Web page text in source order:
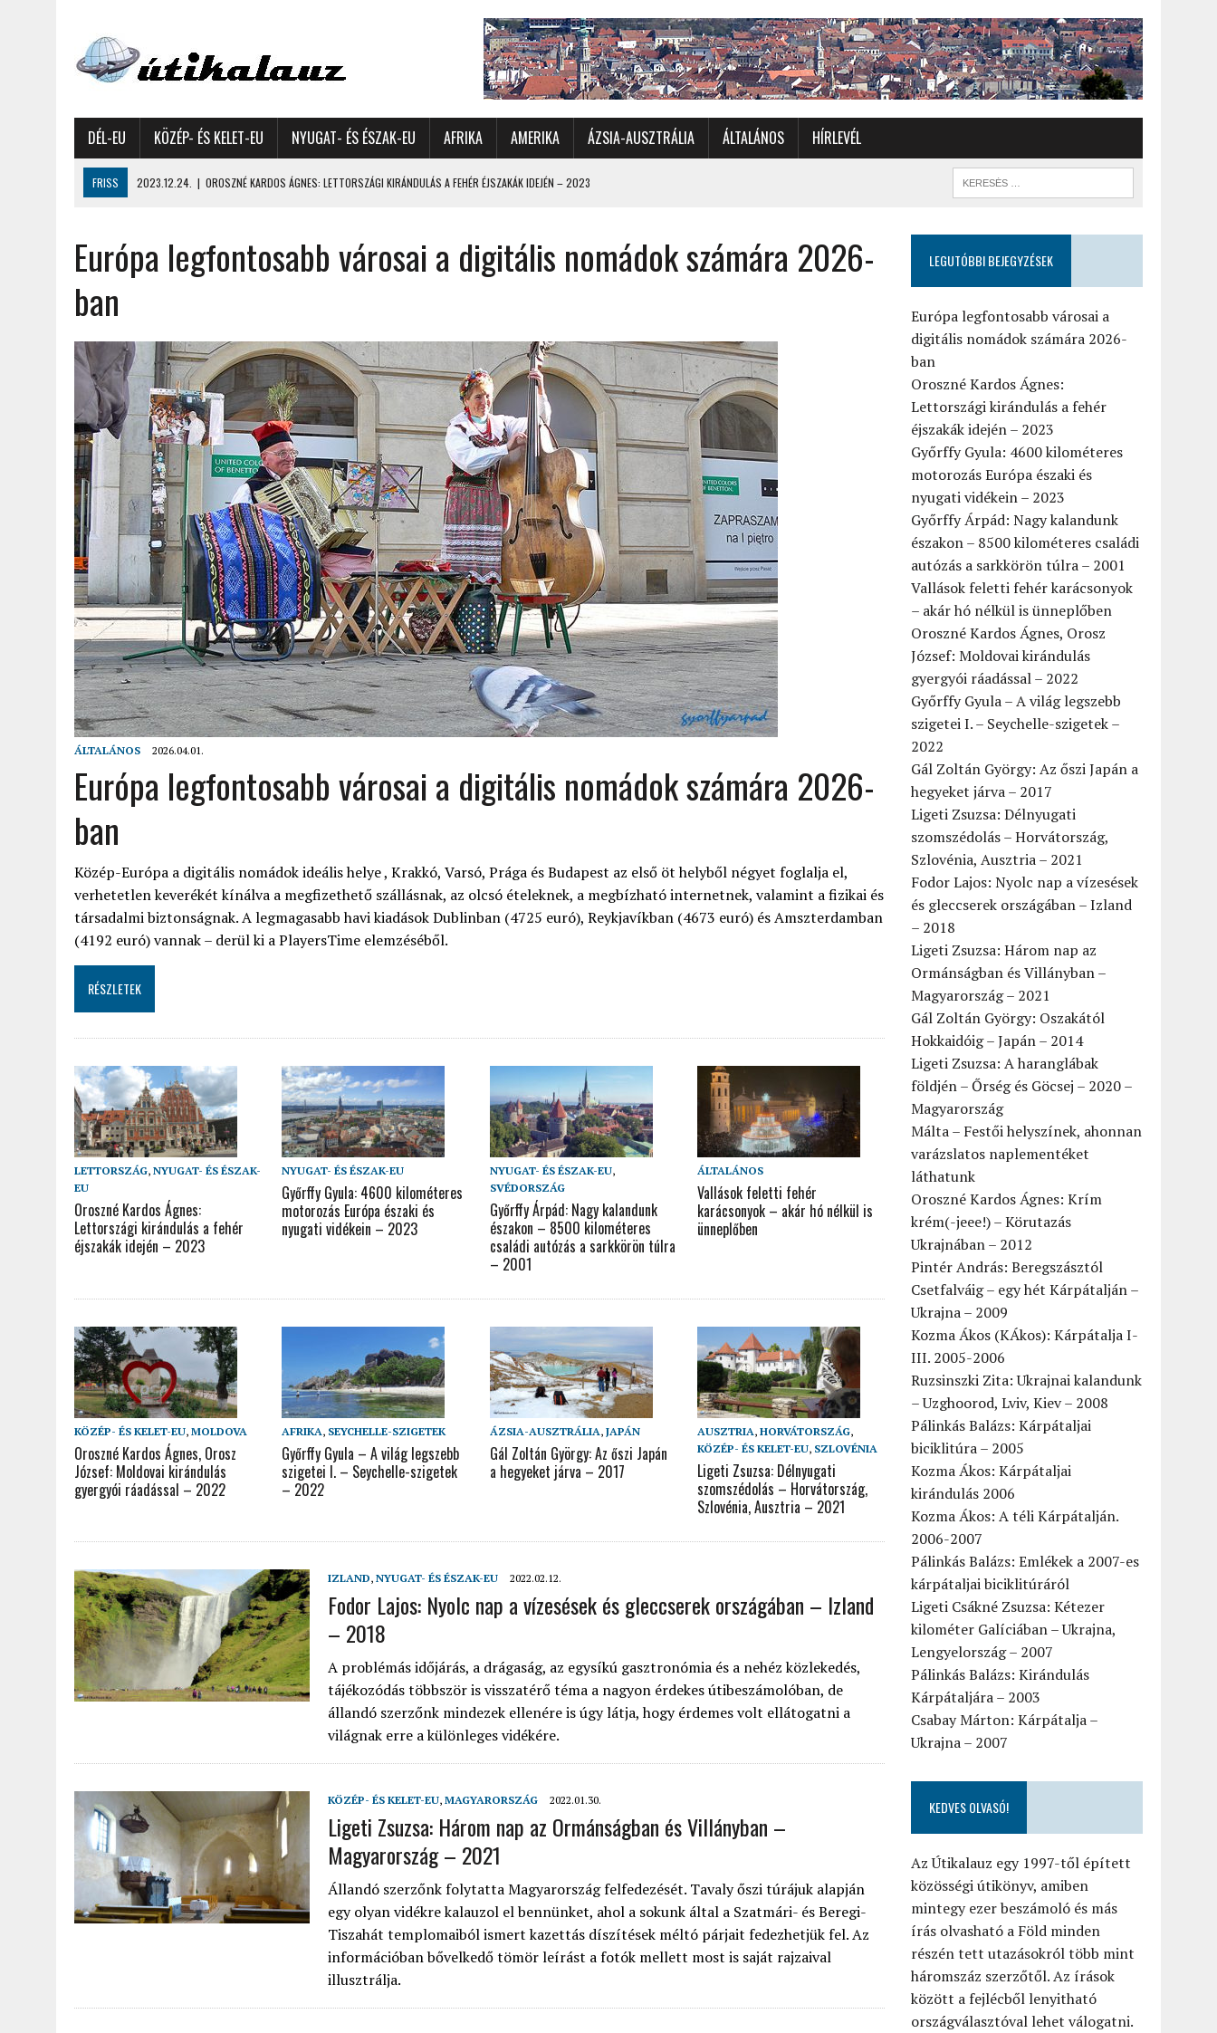
DÉL-EU KÖZÉP- ÉS KELET-EU NYUGAT- ÉS ÉSZAK-EU AFRIKA AMERIKA ÁZSIA-AUSZTRÁLIA ÁLTALÁNOS HÍRLEVÉL
FRISS 2023.12.24. | OROSZNÉ KARDOS ÁGNES: LETTORSZÁGI KIRÁNDULÁS A FEHÉR ÉJSZAKÁK IDEJÉN – 2023
2023.11.17.
GYŐRFFY ÁRPÁD: NAGY KALANDUNK ÉSZAKON – 8500 KILOMÉTERES CSALÁDI AUTÓZÁS A SARKKÖRÖN TÚLRA – 2001
2022.12.21. |
VALLÁSOK FELETTI FEHÉR KARÁCSONYOK – AKÁR HÓ NÉLKÜL IS ÜNNEPLŐBEN
2022.12.11.
2022.02.26. | GÁL ZOLTÁN GYÖRGY: AZ ŐSZI JAPÁN A HEGYEKET JÁRVA – 2017
2022.02.24. | LIGETI ZSUZSA: DÉLNYUGATI SZOMSZÉDOLÁS – HORVÁTORSZÁG, SZLOVÉNIA, AUSZTRIA – 2021
2022.02.12. | FODOR LAJOS: NYOLC NAP A VÍZESÉSEK ÉS GLECCSEREK ORSZÁGÁBAN – IZLAND – 2018
2026.04.01. | EURÓPA LEGFONTOSABB VÁROSAI A DIGITÁLIS NOMÁDOK SZÁMÁRA 2026-BAN
Európa legfontosabb városai a digitális nomádok számára 2026-
ban
ÁLTALÁNOS 2026.04.01.
Európa legfontosabb városai a digitális nomádok számára 2026-
ban
Közép-Európa a digitális nomádok ideális helye , Krakkó, Varsó, Prága és Budapest az első öt helyből négyet foglalja el,
verhetetlen keverékét kínálva a megfizethető szállásnak, az olcsó ételeknek, a megbízható internetnek, valamint a fizikai és
társadalmi biztonságnak. A legmagasabb havi kiadások Dublinban (4725 euró), Reykjavíkban (4673 euró) és Amszterdamban
(4192 euró) vannak – derül ki a PlayersTime elemzéséből.
RÉSZLETEK
LETTORSZÁG, NYUGAT- ÉS ÉSZAK-
EU
Oroszné Kardos Ágnes:
Lettországi kirándulás a fehér
éjszakák idején – 2023
NYUGAT- ÉS ÉSZAK-EU
Győrffy Gyula: 4600 kilométeres
motorozás Európa északi és
nyugati vidékein – 2023
NYUGAT- ÉS ÉSZAK-EU,
SVÉDORSZÁG
Győrffy Árpád: Nagy kalandunk
északon – 8500 kilométeres
családi autózás a sarkkörön túlra
– 2001
ÁLTALÁNOS
Vallások feletti fehér
karácsonyok – akár hó nélkül is
ünneplőben
KÖZÉP- ÉS KELET-EU, MOLDOVA
Oroszné Kardos Ágnes, Orosz
József: Moldovai kirándulás
gyergyói ráadással – 2022
AFRIKA, SEYCHELLE-SZIGETEK
Győrffy Gyula – A világ legszebb
szigetei I. – Seychelle-szigetek
– 2022
ÁZSIA-AUSZTRÁLIA, JAPÁN
Gál Zoltán György: Az őszi Japán
a hegyeket járva – 2017
AUSZTRIA, HORVÁTORSZÁG,
KÖZÉP- ÉS KELET-EU, SZLOVÉNIA
Ligeti Zsuzsa: Délnyugati
szomszédolás – Horvátország,
Szlovénia, Ausztria – 2021
IZLAND, NYUGAT- ÉS ÉSZAK-EU 2022.02.12.
Fodor Lajos: Nyolc nap a vízesések és gleccserek országában – Izland
– 2018
A problémás időjárás, a drágaság, az egysíkú gasztronómia és a nehéz közlekedés,
tájékozódás többször is visszatérő téma a nagyon érdekes útibeszámolóban, de
állandó szerzőnk mindezek ellenére is úgy látja, hogy érdemes volt ellátogatni a
világnak erre a különleges vidékére.
KÖZÉP- ÉS KELET-EU, MAGYARORSZÁG 2022.01.30.
Ligeti Zsuzsa: Három nap az Ormánságban és Villányban –
Magyarország – 2021
Állandó szerzőnk folytatta Magyarország felfedezését. Tavaly őszi túrájuk alapján
egy olyan vidékre kalauzol el bennünket, ahol a sokunk által a Szatmári- és Beregi-
Tiszahát templomaiból ismert kazettás díszítések méltó párjait fedezhetjük fel. Az
információban bővelkedő tömör leírást a fotók mellett most is saját rajzaival
illusztrálja.
LEGUTÓBBI BEJEGYZÉSEK
Európa legfontosabb városai a
digitális nomádok számára 2026-
ban
Oroszné Kardos Ágnes:
Lettországi kirándulás a fehér
éjszakák idején – 2023
Győrffy Gyula: 4600 kilométeres
motorozás Európa északi és
nyugati vidékein – 2023
Győrffy Árpád: Nagy kalandunk
északon – 8500 kilométeres családi
autózás a sarkkörön túlra – 2001
Vallások feletti fehér karácsonyok
– akár hó nélkül is ünneplőben
Oroszné Kardos Ágnes, Orosz
József: Moldovai kirándulás
gyergyói ráadással – 2022
Győrffy Gyula – A világ legszebb
szigetei I. – Seychelle-szigetek –
2022
Gál Zoltán György: Az őszi Japán a
hegyeket járva – 2017
Ligeti Zsuzsa: Délnyugati
szomszédolás – Horvátország,
Szlovénia, Ausztria – 2021
Fodor Lajos: Nyolc nap a vízesések
és gleccserek országában – Izland
– 2018
Ligeti Zsuzsa: Három nap az
Ormánságban és Villányban –
Magyarország – 2021
Gál Zoltán György: Oszakától
Hokkaidóig – Japán – 2014
Ligeti Zsuzsa: A haranglábak
földjén – Őrség és Göcsej – 2020 –
Magyarország
Málta – Festői helyszínek, ahonnan
varázslatos naplementéket
láthatunk
Oroszné Kardos Ágnes: Krím
krém(-jeee!) – Körutazás
Ukrajnában – 2012
Pintér András: Beregszásztól
Csetfalváig – egy hét Kárpátalján –
Ukrajna – 2009
Kozma Ákos (KÁkos): Kárpátalja I-
III. 2005-2006
Ruzsinszki Zita: Ukrajnai kalandunk
– Uzghoorod, Lviv, Kiev – 2008
Pálinkás Balázs: Kárpátaljai
biciklitúra – 2005
Kozma Ákos: Kárpátaljai
kirándulás 2006
Kozma Ákos: A téli Kárpátalján.
2006-2007
Pálinkás Balázs: Emlékek a 2007-es
kárpátaljai biciklitúráról
Ligeti Csákné Zsuzsa: Kétezer
kilométer Galíciában – Ukrajna,
Lengyelország – 2007
Pálinkás Balázs: Kirándulás
Kárpátaljára – 2003
Csabay Márton: Kárpátalja –
Ukrajna – 2007
KEDVES OLVASÓ!
Az Útikalauz egy 1997-től épített
közösségi útikönyv, amiben
mintegy ezer beszámoló és más
írás olvasható a Föld minden
részén tett utazásokról több mint
háromszáz szerzőtől. Az írások
között a fejlécből lenyitható
országválasztóval lehet válogatni.